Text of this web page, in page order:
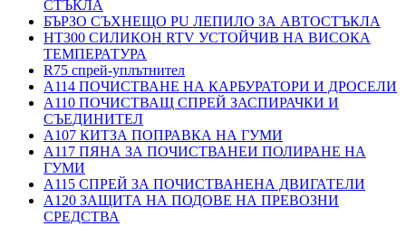
СТЪКЛА
БЪРЗО СЪХНЕЩО PU ЛЕПИЛО ЗА АВТОСТЪКЛА
HT300 СИЛИКОН RTV УСТОЙЧИВ НА ВИСОКА
ТЕМПЕРАТУРА
R75 спрей-уплътнител
A114 ПОЧИСТВАНЕ НА КАРБУРАТОРИ И ДРОСЕЛИ
A110 ПОЧИСТВАЩ СПРЕЙ ЗАСПИРАЧКИ И
СЪЕДИНИТЕЛ
A107 КИТЗА ПОПРАВКА НА ГУМИ
A117 ПЯНА ЗА ПОЧИСТВАНЕИ ПОЛИРАНЕ НА
ГУМИ
A115 СПРЕЙ ЗА ПОЧИСТВАНЕНА ДВИГАТЕЛИ
A120 ЗАЩИТА НА ПОДОВЕ НА ПРЕВОЗНИ
СРЕДСТВА